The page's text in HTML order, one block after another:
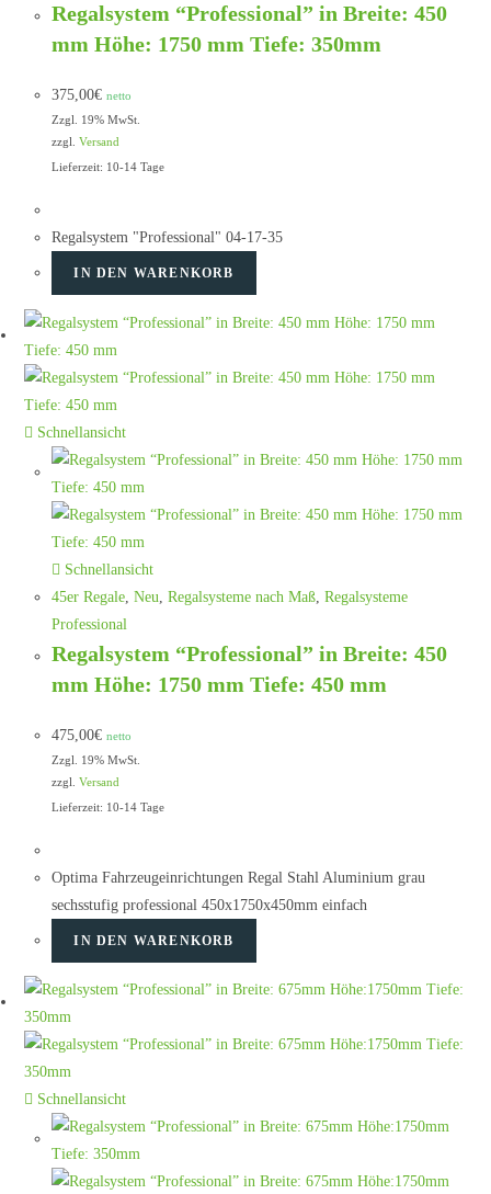
Regalsystem “Professional” in Breite: 450
mm Höhe: 1750 mm Tiefe: 350mm
375,00€ netto
Zzgl. 19% MwSt.
zzgl.Versand
Lieferzeit: 10-14 Tage
Regalsystem "Professional" 04-17-35
IN DEN WARENKORB
Schnellansicht
Schnellansicht
45er Regale ,Neu ,Regalsysteme nach Maß ,Regalsysteme
Professional
Regalsystem “Professional” in Breite: 450
mm Höhe: 1750 mm Tiefe: 450 mm
475,00€ netto
Zzgl. 19% MwSt.
zzgl.Versand
Lieferzeit: 10-14 Tage
Optima Fahrzeugeinrichtungen Regal Stahl Aluminium grau
sechsstufig professional 450x1750x450mm einfach
IN DEN WARENKORB
Schnellansicht